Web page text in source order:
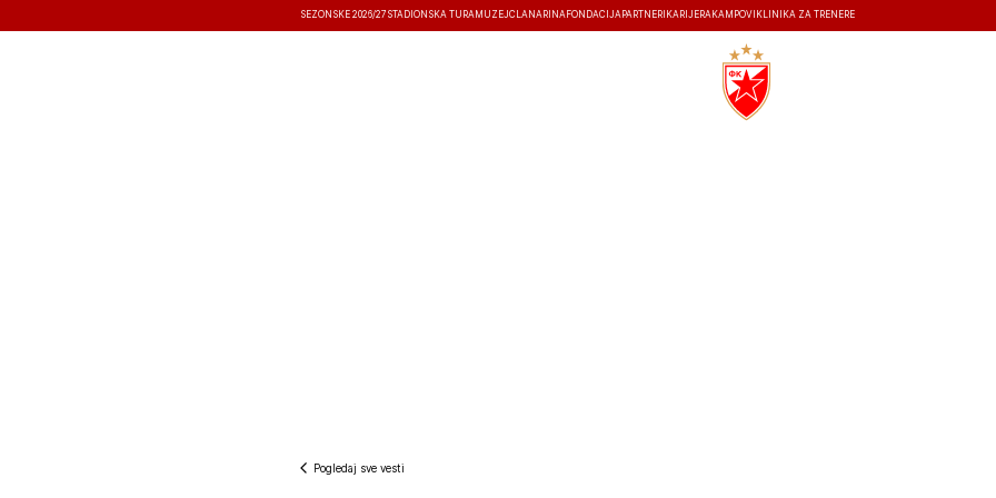
SEZONSKE 2026/27 STADIONSKA TURA MUZEJČLANARINA FONDACIJA PARTNERI KARIJERA KAMPOVI KLINIKA ZA TRENERE
Pogledaj sve vesti